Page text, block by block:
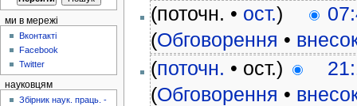
(поточн. • ост.)
(Обговорення •
(поточн. • ост.)
(Обговорення •
ми в мережі
Вконтакті
Facebook
Twitter
науковцям
Збірник наук. праць. -